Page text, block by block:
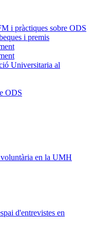
i pràctiques sobre ODS
i premis
Universitaria al
ODS
en la UMH
d'entrevistes en